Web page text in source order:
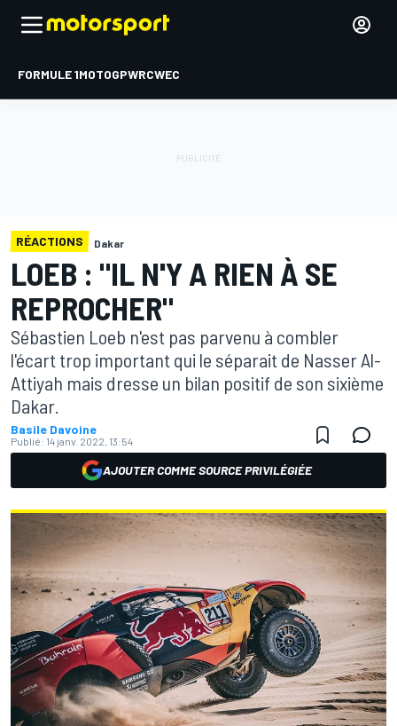
FORMULE 1MOTOGPWRCWEC
RÉACTIONS Dakar
LOEB : "IL N'Y A RIEN À SE
REPROCHER"
Sébastien Loeb n'est pas parvenu à combler
l'écart trop important qui le séparait de Nasser Al-
Attiyah mais dresse un bilan positif de son sixième
Dakar.
Basile Davoine
Publié: 14 janv. 2022, 13:54
AJOUTER COMME SOURCE PRIVILÉGIÉE